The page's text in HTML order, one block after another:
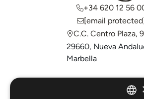
+34 620 12 56
[email protected]
C.C. Centro Plaza,
29660, Nueva
Marbella